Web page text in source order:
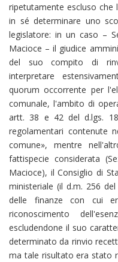
ripetutamente escluso
in sé determinare uno
legislatore: in un caso –
Macioce – il giudice
del suo compito di
interpretare
quorum occorrente per
comunale, l'ambito di
artt. 38 e 42 del d.lgs.
regolamentari contenute
comune», mentre
fattispecie considerata
Macioce), il Consiglio di
ministeriale (il d.m. 256
delle finanze con cui
riconoscimento
escludendone il suo
determinato da rinvio
ma tale risultato era stato